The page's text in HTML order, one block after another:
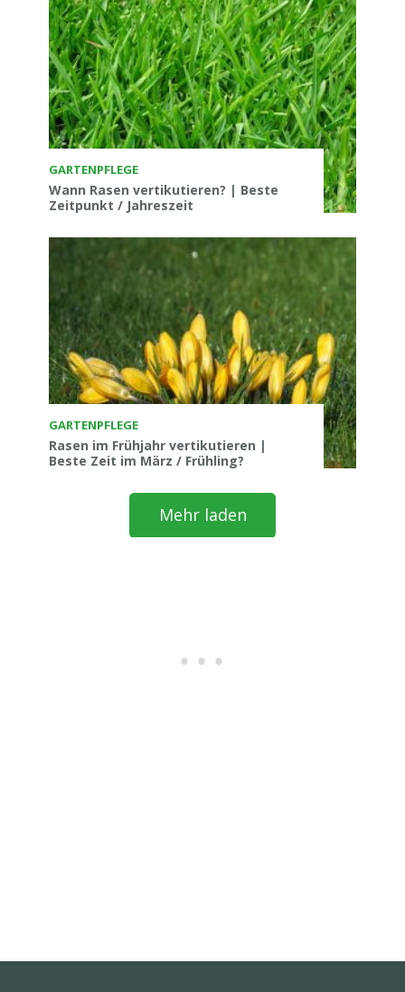
GARTENPFLEGE
Wann Rasen vertikutieren? | Beste
Zeitpunkt / Jahreszeit
GARTENPFLEGE
Rasen im Frühjahr vertikutieren |
Beste Zeit im März / Frühling?
Mehr laden